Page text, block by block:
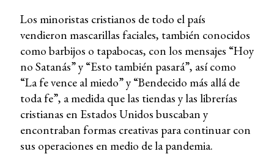
Los minoristas cristianos de todo el país
vendieron mascarillas faciales, también conocidos
como barbijos o tapabocas, con los mensajes “Hoy
no Satanás” y “Esto también pasará”, así como
“La fe vence al miedo” y “Bendecido más allá de
toda fe”, a medida que las tiendas y las librerías
cristianas en Estados Unidos buscaban y
encontraban formas creativas para continuar con
sus operaciones en medio de la pandemia.